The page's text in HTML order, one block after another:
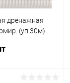
дренажная
(уп.30м)